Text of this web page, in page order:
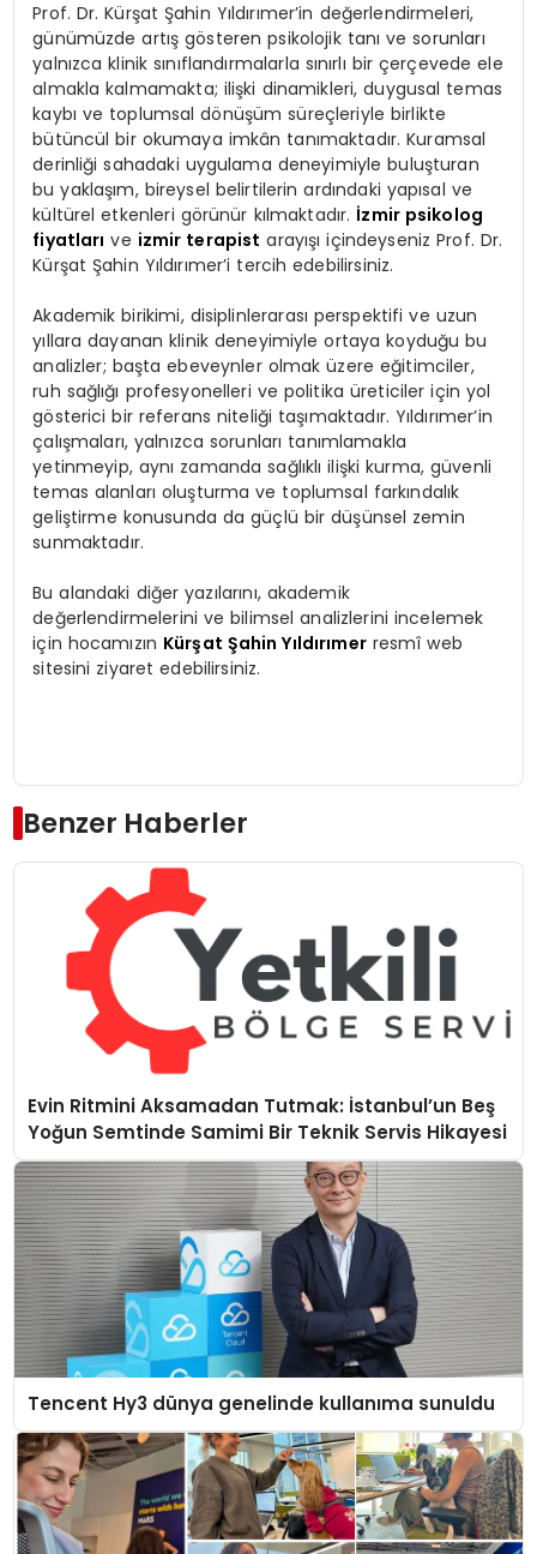
Prof. Dr. Kürşat Şahin Yıldırımer’in değerlendirmeleri,
günümüzde artış gösteren psikolojik tanı ve sorunları
yalnızca klinik sınıflandırmalarla sınırlı bir çerçevede ele
almakla kalmamakta; ilişki dinamikleri, duygusal temas
kaybı ve toplumsal dönüşüm süreçleriyle birlikte
bütüncül bir okumaya imkân tanımaktadır. Kuramsal
derinliği sahadaki uygulama deneyimiyle buluşturan
bu yaklaşım, bireysel belirtilerin ardındaki yapısal ve
kültürel etkenleri görünür kılmaktadır. İzmir psikolog
fiyatları ve izmir terapist arayışı içindeyseniz Prof. Dr.
Kürşat Şahin Yıldırımer’i tercih edebilirsiniz.
Akademik birikimi, disiplinlerarası perspektifi ve uzun
yıllara dayanan klinik deneyimiyle ortaya koyduğu bu
analizler; başta ebeveynler olmak üzere eğitimciler,
ruh sağlığı profesyonelleri ve politika üreticiler için yol
gösterici bir referans niteliği taşımaktadır. Yıldırımer’in
çalışmaları, yalnızca sorunları tanımlamakla
yetinmeyip, aynı zamanda sağlıklı ilişki kurma, güvenli
temas alanları oluşturma ve toplumsal farkındalık
geliştirme konusunda da güçlü bir düşünsel zemin
sunmaktadır.
Bu alandaki diğer yazılarını, akademik
değerlendirmelerini ve bilimsel analizlerini incelemek
için hocamızın Kürşat Şahin Yıldırımerresmî web
sitesini ziyaret edebilirsiniz.
Benzer Haberler
Evin Ritmini Aksamadan Tutmak: İstanbul’un Beş
Yoğun Semtinde Samimi Bir Teknik Servis Hikayesi
Tencent Hy3 dünya genelinde kullanıma sunuldu